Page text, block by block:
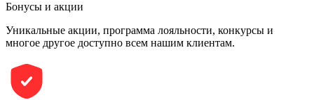
Бонусы и акции
Уникальные акции, программа лояльности, конкурсы и
многое другое доступно всем нашим клиентам.